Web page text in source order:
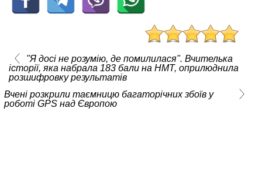
"Я досі не розумію, де помилилася". Вчителька
історії, яка набрала 183 бали на НМТ, оприлюднила
розшифровку результатів
Вчені розкрили таємницю багаторічних збоїв у
роботі GPS над Європою